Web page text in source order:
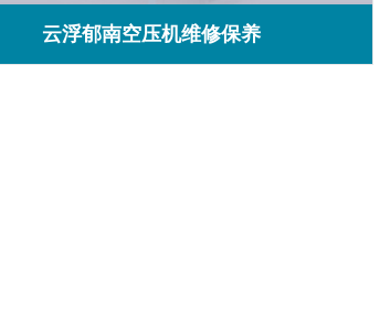
云浮郁南空压机维修保养